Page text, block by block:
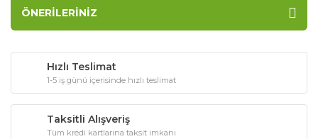
ÖNERILERINIZ
Hızlı Teslimat
1-5 iş günü içerisinde hızlı teslimat
Taksitli Alışveriş
Tüm kredi kartlarına taksit imkanı